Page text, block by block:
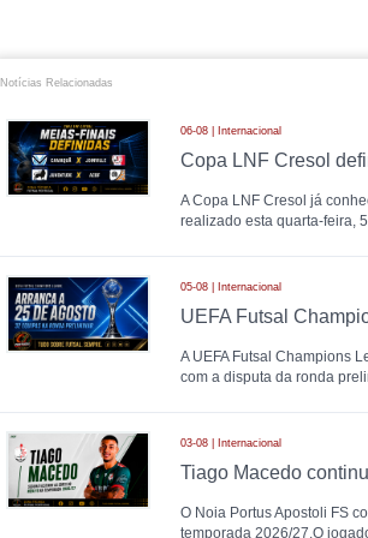
Notícias Relacionadas
06-08 | Internacional
Copa LNF Cresol
A Copa LNF Cresol já
realizado esta quarta-feira,
05-08 | Internacional
A UEFA Futsal Champions
com a disputa da ronda
03-08 | Internacional
Tiago Macedo
O Noia Portus Apostoli FS
temporada 2026/27.O